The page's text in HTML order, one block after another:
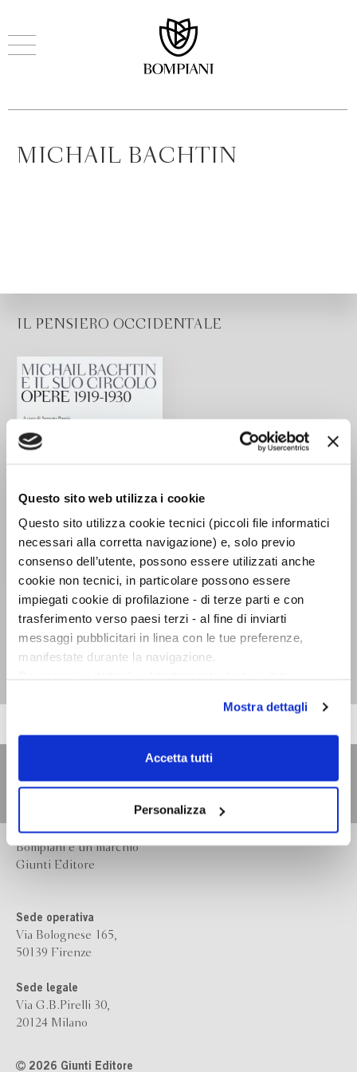
Questo sito web utilizza i cookie
Questo sito utilizza cookie tecnici (piccoli file informatici
necessari alla corretta navigazione) e, solo previo
consenso dell’utente, possono essere utilizzati anche
cookie non tecnici, in particolare possono essere
impiegati cookie di profilazione - di terze parti e con
trasferimento verso paesi terzi - al fine di inviarti
messaggi pubblicitari in linea con le tue preferenze,
manifestate durante la navigazione.
scelte privacy sui cookie, ti invitiamo a prendere visione
dell’informativa cookie.
Chiudendo il banner tramite la “X” prosegui la
dei soli cookie tecnici. Selezionando “Accetta tutti” presti
il tuo consenso alla profilazione che potrai revocare in
ogni momentoRevoca
Mostra dettagli
Accetta tutti
Personalizza
MICHAIL BACHTIN
IL PENSIERO OCCIDENTALE
Michail Bachtin e il
suo circolo. Opere
1919-1930. Testo russo
a fronte
Michail Bachtin
Bompiani è un marchio
Giunti Editore
Sede operativa
Via Bolognese 165,
50139 Firenze
Sede legale
Via G.B.Pirelli 30,
20124 Milano
2026 Giunti Editore